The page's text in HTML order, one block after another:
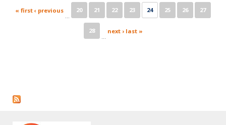
Pages
« first ‹ previous
…
20 21 22 23 24 25 26 27
28
…
next › last »